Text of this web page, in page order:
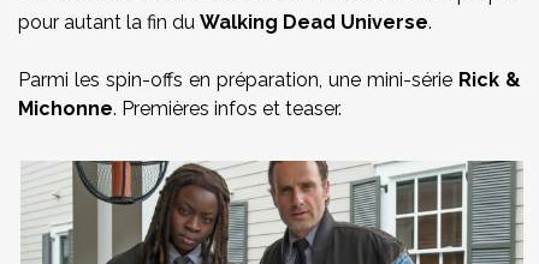
pour autant la fin du Walking Dead Universe.
Parmi les spin-offs en préparation, une mini-série Rick &
Michonne. Premières infos et teaser.